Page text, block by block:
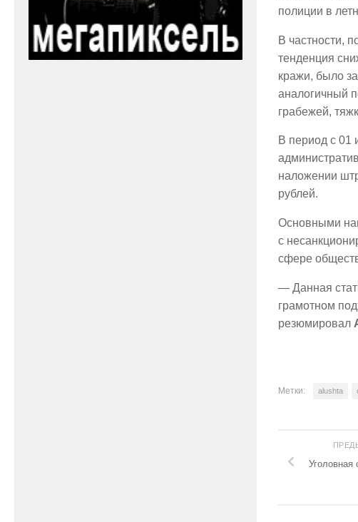
полиции в
В частности,
тенденция
кражи, было
аналогичный
грабежей,
В период с 01
наложении
рублей.
Основными
с
сфере
— Данная
грамотном
резюмировал
Метки: alushta
Уголовная